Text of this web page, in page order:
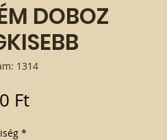
DOBOZ
1314
FtÁr
*